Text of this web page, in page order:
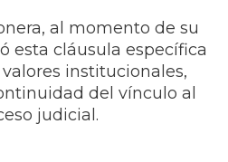
al momento de su
esta cláusula específica
institucionales,
del vínculo al
judicial.